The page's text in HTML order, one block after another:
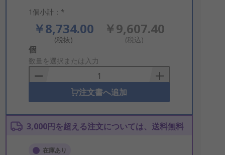
1個小計：*
￥8,734.00
(税抜)
￥9,607.40
(税込)
Add
to
Basket
個
数量を選択または入力
注文書へ追加
3,000円を超える注文については、送料無料
在庫あり